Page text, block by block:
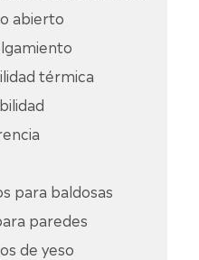
abierto
térmica
para baldosas
paredes
de yeso